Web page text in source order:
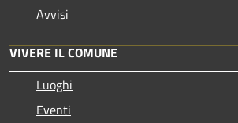
Avvisi
VIVERE IL COMUNE
Luoghi
Eventi